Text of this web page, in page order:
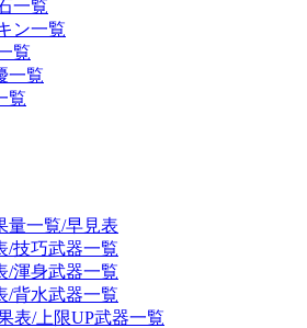
一覧
ン一覧
覧
一覧
覧
量一覧/早見表
/技巧武器一覧
/渾身武器一覧
/背水武器一覧
表/上限UP武器一覧